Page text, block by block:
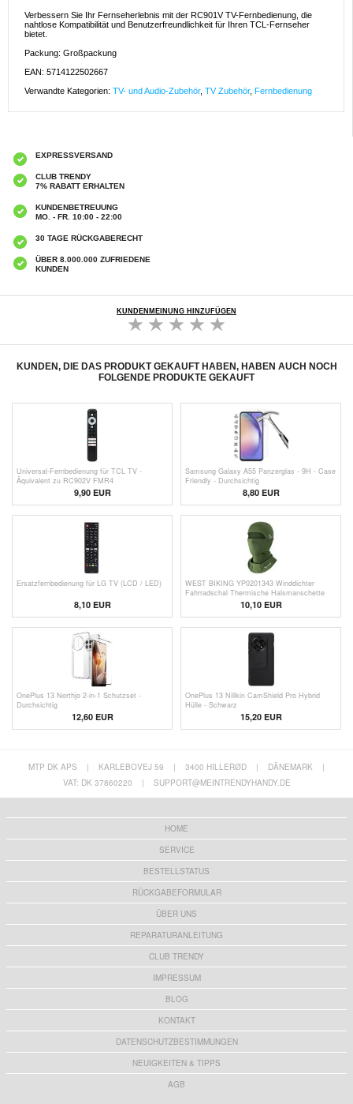
Verbessern Sie Ihr Fernseherlebnis mit der RC901V TV-Fernbedienung, die
nahtlose Kompatibilität und Benutzerfreundlichkeit für Ihren TCL-Fernseher
bietet.
Packung: Großpackung
EAN: 5714122502667
Verwandte Kategorien: TV- und Audio-Zubehör, TV Zubehör, Fernbedienung
EXPRESSVERSAND
CLUB TRENDY
7% RABATT ERHALTEN
KUNDENBETREUUNG
MO. - FR. 10:00 - 22:00
30 TAGE RÜCKGABERECHT
ÜBER 8.000.000 ZUFRIEDENE
KUNDEN
KUNDENMEINUNG HINZUFÜGEN
KUNDEN, DIE DAS PRODUKT GEKAUFT HABEN, HABEN AUCH NOCH
FOLGENDE PRODUKTE GEKAUFT
Universal-Fernbedienung für TCL TV -
Äquivalent zu RC902V FMR4
9,90 EUR
Samsung Galaxy A55 Panzerglas - 9H - Case
Friendly - Durchsichtig
8,80 EUR
Ersatzfernbedienung für LG TV (LCD / LED)
8,10 EUR
WEST BIKING YP0201343 Winddichter
Fahrradschal Thermische Halsmanschette
Warmer Atmungsaktiver Halsschutz
Kopfbedeckung mit Brillenlöchern - Grün
10,10EUR
OnePlus 13 Northjo 2-in-1 Schutzset -
Durchsichtig
12,60 EUR
OnePlus 13 Nillkin CamShield Pro Hybrid
Hülle - Schwarz
15,20 EUR
MTP DK APS | KARLEBOVEJ 59 | 3400 HILLERØD | DÄNEMARK
|
VAT: DK 37860220
| SUPPORT@MEINTRENDYHANDY.DE
HOME
SERVICE
BESTELLSTATUS
RÜCKGABEFORMULAR
ÜBER UNS
REPARATURANLEITUNG
CLUB TRENDY
IMPRESSUM
BLOG
KONTAKT
DATENSCHUTZBESTIMMUNGEN
NEUIGKEITEN & TIPPS
AGB